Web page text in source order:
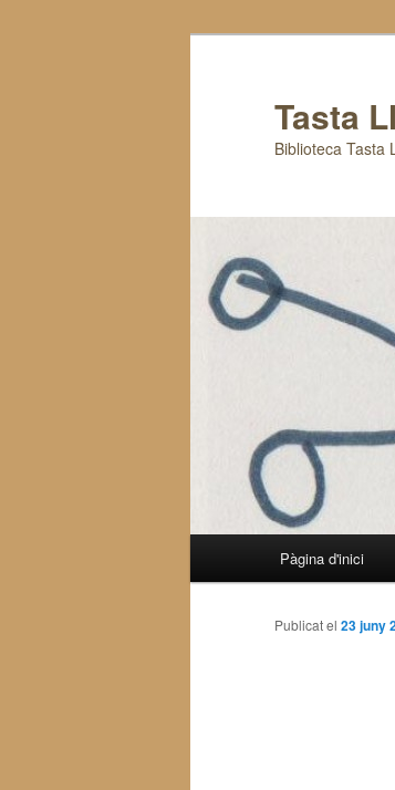
Tasta
Biblioteca Tasta
Aneu
al
Pàgina d'inici
Publicat el 23 juny